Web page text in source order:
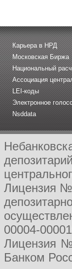
Карьера в НРД
Московская Биржа
Национальный
Ассоциация
LEI-коды
Электронное
Nsddata
Лицензия №
00004-
Лицензия №
Банком